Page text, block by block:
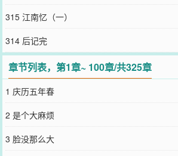
315 江南忆（一）
314 后记完
章节列表，第1章~ 100章/共325章
1 庆历五年春
2 是个大麻烦
3 脸没那么大